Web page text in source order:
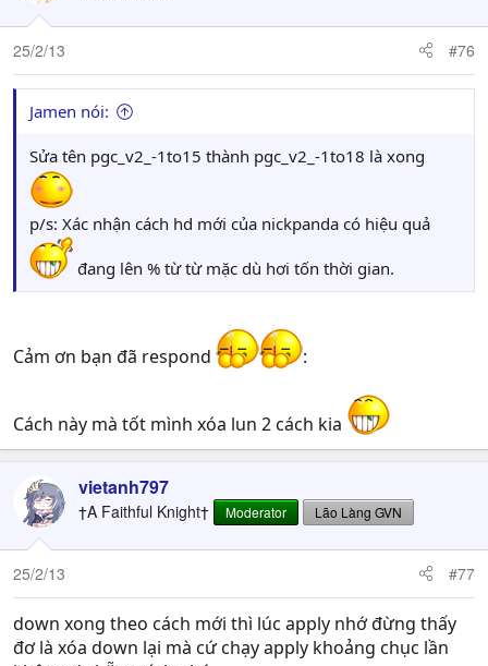
25/2/13 #76
Jamen nói:
Sửa tên pgc_v2_-1to15 thành pgc_v2_-1to18 là xong
p/s: Xác nhận cách hd mới của nickpanda có hiệu quả
đang lên % từ từ mặc dù hơi tốn thời gian.
Cảm ơn bạn đã respond :
Cách này mà tốt mình xóa lun 2 cách kia
vietanh797
†A Faithful Knight† Moderator Lão Làng GVN
25/2/13 #77
down xong theo cách mới thì lúc apply nhớ đừng thấy
đơ là xóa down lại mà cứ chạy apply khoảng chục lần